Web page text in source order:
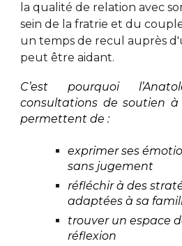
la qualité de relation avec
sein de la fratrie et du
un temps de recul auprès
peut être aidant.
C’est pourquoi
consultations de soutien
permettent de :
exprimer ses
sans jugement
réfléchir à des
adaptées à sa
trouver un espace
réflexion